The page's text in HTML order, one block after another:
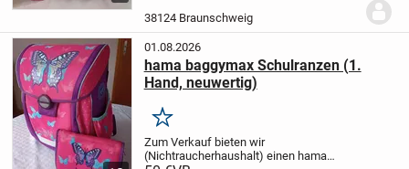
Zustand mit leichten Gebrauchsspuren
38124 Braunschweig
01.08.2026
hama baggymax Schulranzen (1.
Hand, neuwertig)
Merken
Zum Verkauf bieten wir
(Nichtraucherhaushalt) einen hama